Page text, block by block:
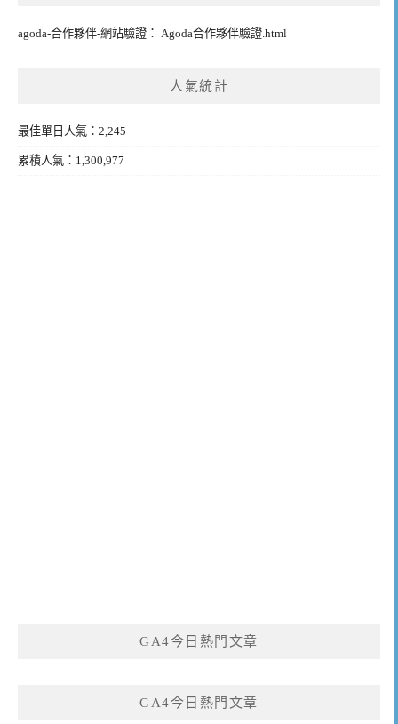
agoda-合作夥伴-網站驗證： Agoda合作夥伴驗證.html
人氣統計
最佳單日人氣：2,245
累積人氣：1,300,977
GA4今日熱門文章
GA4今日熱門文章